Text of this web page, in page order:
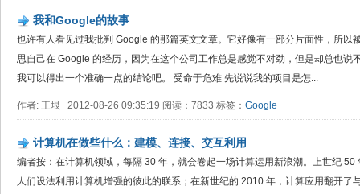
我和Google的故事
也许有人看见过我批判 Google 的那篇英文文章。它好像有一部分片面性，所以
思自己在 Google 的经历，因为在这个公司工作总是感觉不对劲，但是却总也说
我可以得出一个准确一点的结论吧。 受命于危难 先说说我的项目是怎...
作者: 王垠 2012-08-26 09:35:19 阅读：7833 标签： Google
计算机在做些什么：建模、连接、交互利用
编者按：在计算机领域，每隔 30 年，就会卷起一场计算运用新浪潮。上世纪
人们设法利用计算机增强的彼此的联系；在新世纪的 2010 年，计算应用翻开了